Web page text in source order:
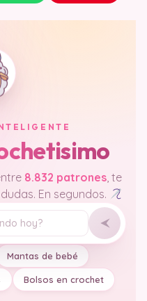
8.832 patrones , te
En segundos.
Mantas de bebé
Bolsos en crochet